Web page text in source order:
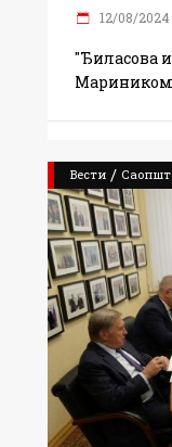
12/08/2024
"Ђиласова
Вести /